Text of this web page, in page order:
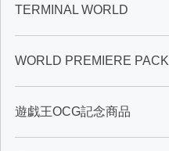
TERMINAL WORLD
WORLD PREMIERE PACK
遊戯王OCG記念商品